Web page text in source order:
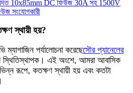
স্থায়ী হয়?
পর্যালোচনা করেছেসৌর প্যানেলের
স্থিতিস্থাপক। এই অংশে, আমরা আবাসিক
রূপে, কতক্ষণ স্থায়ী হয় এবং কতটা